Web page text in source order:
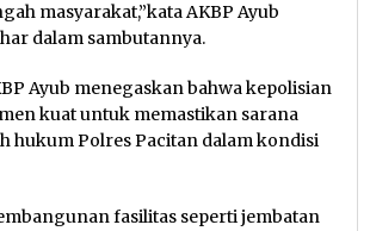
masyarakat,”kata AKBP Ayub
dalam sambutannya.
Ayub menegaskan bahwa kepolisian
kuat untuk memastikan sarana
hukum Polres Pacitan dalam kondisi
fasilitas seperti jembatan